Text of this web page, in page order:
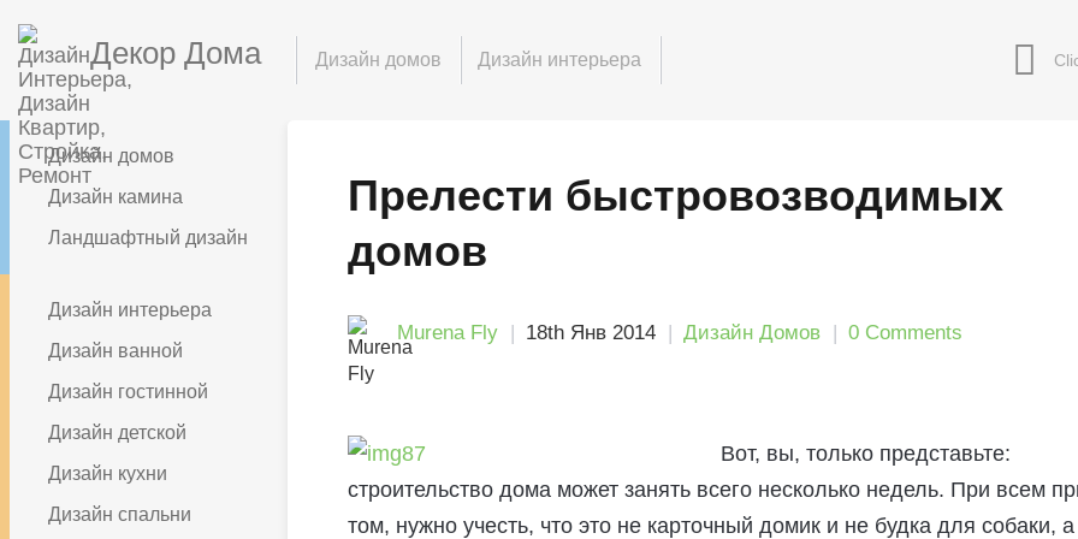
Декор Дома Дизайн домов Дизайн интерьера
Дизайн домов
Дизайн камина
Ландшафтный дизайн
Дизайн интерьера
Дизайн ванной
Дизайн гостинной
Дизайн детской
Дизайн кухни
Дизайн спальни
Прелести быстровозводимых
домов
Murena Fly 18th Янв 2014 Дизайн Домов 0 Comments
Вот, вы, только представьте:
строительство дома может занять всего несколько недель. При всем
том, нужно учесть, что это не карточный домик и не будка для собаки, а